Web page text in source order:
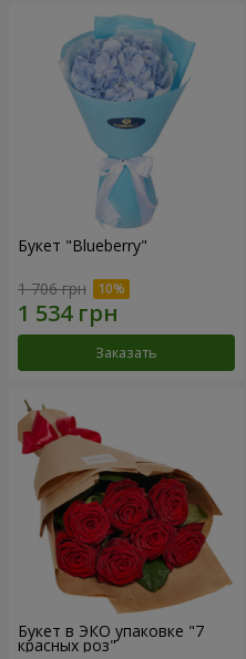
Букет "Blueberry"
1 706 грн
Заказать
Букет в ЭКО упаковке "7
красных роз"